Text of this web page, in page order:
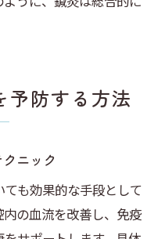
予防する方法
ニック
も効果的な手段として
の血流を改善し、免疫